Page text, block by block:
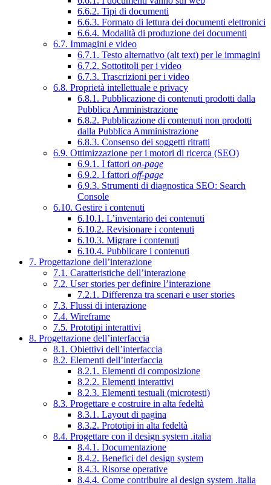
6.6.2. Tipi di documenti
6.6.3. Formato di lettura dei documenti elettronici
6.6.4. Modalità di produzione dei documenti
6.7. Immagini e video
6.7.1. Testo alternativo (alt text) per le immagini
6.7.2. Sottotitoli per i video
6.7.3. Trascrizioni per i video
6.8. Proprietà intellettuale e privacy
6.8.1. Pubblicazione di contenuti prodotti dalla
Pubblica Amministrazione
6.8.2. Pubblicazione di contenuti non prodotti
dalla Pubblica Amministrazione
6.8.3. Consenso dei soggetti ritratti
6.9. Ottimizzazione per i motori di ricerca (SEO)
6.9.1. I fattori on-page
6.9.2. I fattori off-page
6.9.3. Strumenti di diagnostica SEO: Search
Console
6.10. Gestire i contenuti
6.10.1. L’inventario dei contenuti
6.10.2. Revisionare i contenuti
6.10.3. Migrare i contenuti
6.10.4. Pubblicare i contenuti
7. Progettazione dell’interazione
7.1. Caratteristiche dell’interazione
7.2. User stories per definire l’interazione
7.2.1. Differenza tra scenari e user stories
7.3. Flussi di interazione
7.4. Wireframe
7.5. Prototipi interattivi
8. Progettazione dell’interfaccia
8.1. Obiettivi dell’interfaccia
8.2. Elementi dell’interfaccia
8.2.1. Elementi di composizione
8.2.2. Elementi interattivi
8.2.3. Elementi testuali (microtesti)
8.3. Progettare e costruire in alta fedeltà
8.3.1. Layout di pagina
8.3.2. Prototipi in alta fedeltà
8.4. Progettare con il design system .italia
8.4.1. Documentazione
8.4.2. Benefici del design system
8.4.3. Risorse operative
8.4.4. Come contribuire al design system .italia